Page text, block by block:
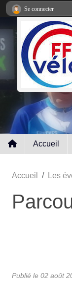
Accueil
Accueil Les
Publié le 02 août
Se connecter
Panneau de gestion